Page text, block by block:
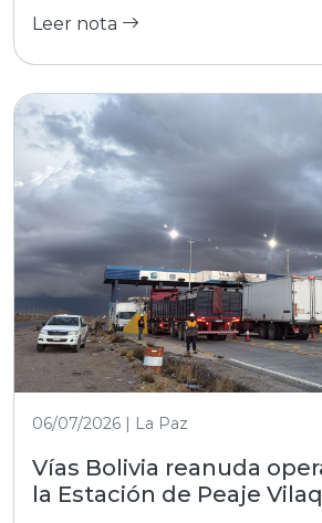
Leer nota
06/07/2026 | La Paz
Vías Bolivia reanuda
la Estación de Peaje